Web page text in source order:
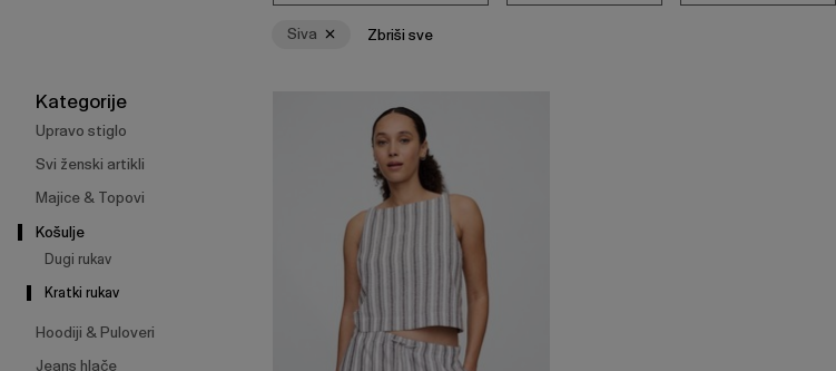
širenje
izbornika.
Siva Zbriši sve
Kategorije
Upravo stiglo
Svi ženski artikli
Majice & Topovi
Košulje
Dugi rukav
Kratki rukav
Hoodiji & Puloveri
Jeans hlače